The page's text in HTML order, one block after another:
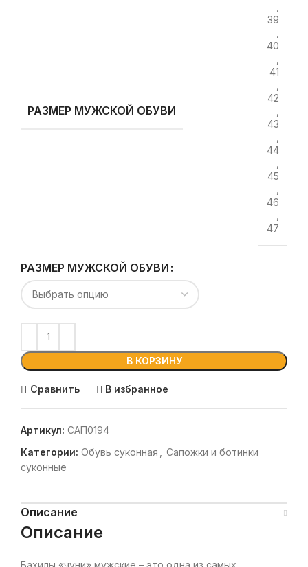
РАЗМЕР МУЖСКОЙ ОБУВИ
39
40
41
42
43
44
45
46
47
РАЗМЕР МУЖСКОЙ ОБУВИ
В КОРЗИНУ
Сравнить В избранное
Артикул: САП0194
Категории: Обувь суконная
Сапожки и ботинки
суконные
Описание
Описание
Бахилы «чуни» мужские – это одна из самых